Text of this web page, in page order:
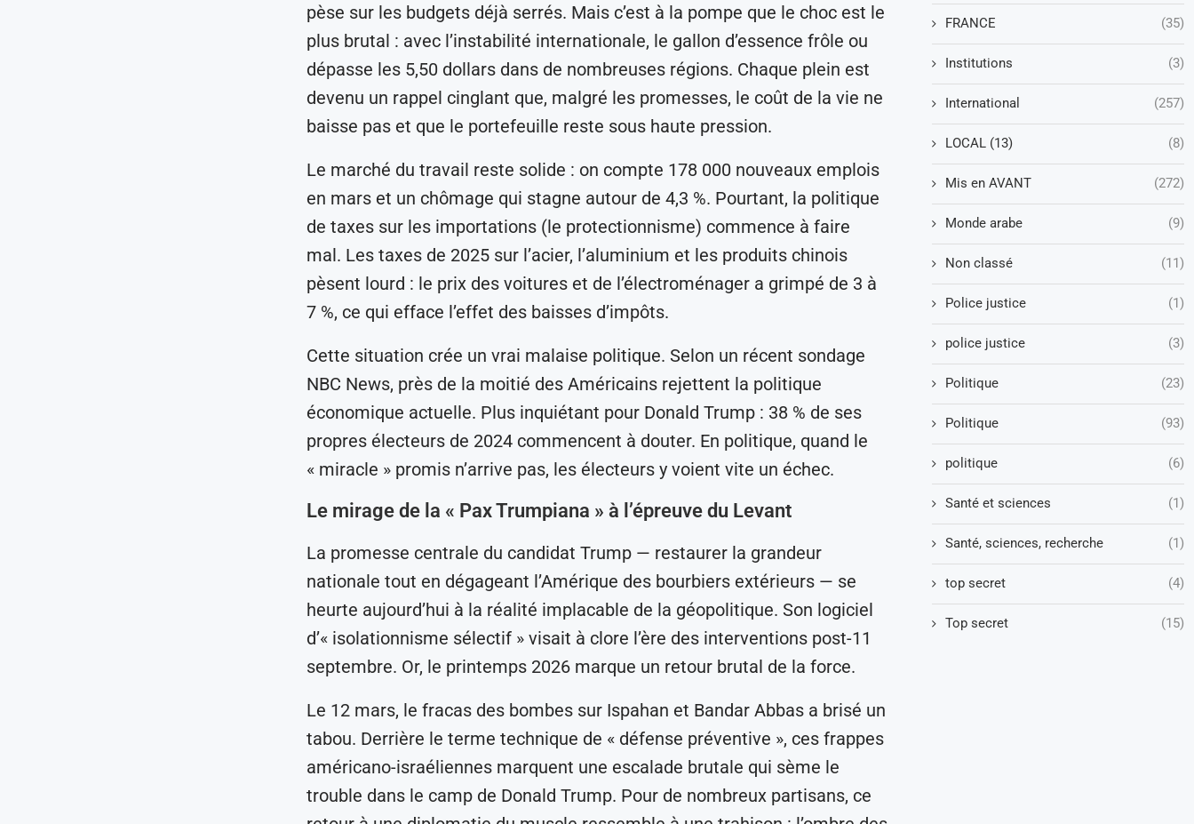
pèse sur les budgets déjà serrés. Mais c’est à la pompe que le choc est le
plus brutal : avec l’instabilité internationale, le gallon d’essence frôle ou
dépasse les 5,50 dollars dans de nombreuses régions. Chaque plein est
devenu un rappel cinglant que, malgré les promesses, le coût de la vie ne
baisse pas et que le portefeuille reste sous haute pression.
Le marché du travail reste solide : on compte 178 000 nouveaux emplois
en mars et un chômage qui stagne autour de 4,3 %. Pourtant, la politique
de taxes sur les importations (le protectionnisme) commence à faire
mal. Les taxes de 2025 sur l’acier, l’aluminium et les produits chinois
pèsent lourd : le prix des voitures et de l’électroménager a grimpé de 3 à
7 %, ce qui efface l’effet des baisses d’impôts.
Cette situation crée un vrai malaise politique. Selon un récent sondage
NBC News, près de la moitié des Américains rejettent la politique
économique actuelle. Plus inquiétant pour Donald Trump : 38 % de ses
propres électeurs de 2024 commencent à douter. En politique, quand le
« miracle » promis n’arrive pas, les électeurs y voient vite un échec.
Le mirage de la « Pax Trumpiana » à l’épreuve du Levant
La promesse centrale du candidat Trump — restaurer la grandeur
nationale tout en dégageant l’Amérique des bourbiers extérieurs — se
heurte aujourd’hui à la réalité implacable de la géopolitique. Son logiciel
d’« isolationnisme sélectif » visait à clore l’ère des interventions post-11
septembre. Or, le printemps 2026 marque un retour brutal de la force.
Le 12 mars, le fracas des bombes sur Ispahan et Bandar Abbas a brisé un
tabou. Derrière le terme technique de « défense préventive », ces frappes
américano-israéliennes marquent une escalade brutale qui sème le
trouble dans le camp de Donald Trump. Pour de nombreux partisans, ce
FRANCE (35)
Institutions (3)
International (257)
LOCAL (13) (8)
Mis en AVANT (272)
Monde arabe (9)
Non classé (11)
Police justice (1)
police justice (3)
Politique (23)
Politique (93)
politique (6)
Santé et sciences (1)
Santé, sciences, recherche (1)
top secret (4)
Top secret (15)